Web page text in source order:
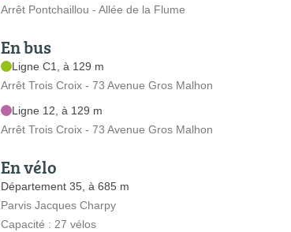
Arrêt Pontchaillou - Allée de la Flume
En bus
Ligne C1, à 129 m
Arrêt Trois Croix - 73 Avenue Gros Malhon
Ligne 12, à 129 m
Arrêt Trois Croix - 73 Avenue Gros Malhon
En vélo
Département 35, à 685 m
Parvis Jacques Charpy
Capacité : 27 vélos